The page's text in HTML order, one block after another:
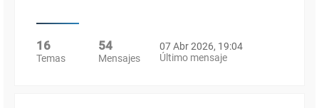
16
Temas
54
Mensajes
07 Abr 2026, 19:04
Último mensaje